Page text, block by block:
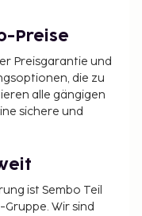
Preise
Preisgarantie und
die zu
alle gängigen
sichere und
ist Sembo Teil
Wir sind